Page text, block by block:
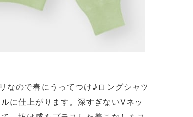
なので春にうってつけ♪ロングシャツ
に仕上がります。深すぎないVネッ